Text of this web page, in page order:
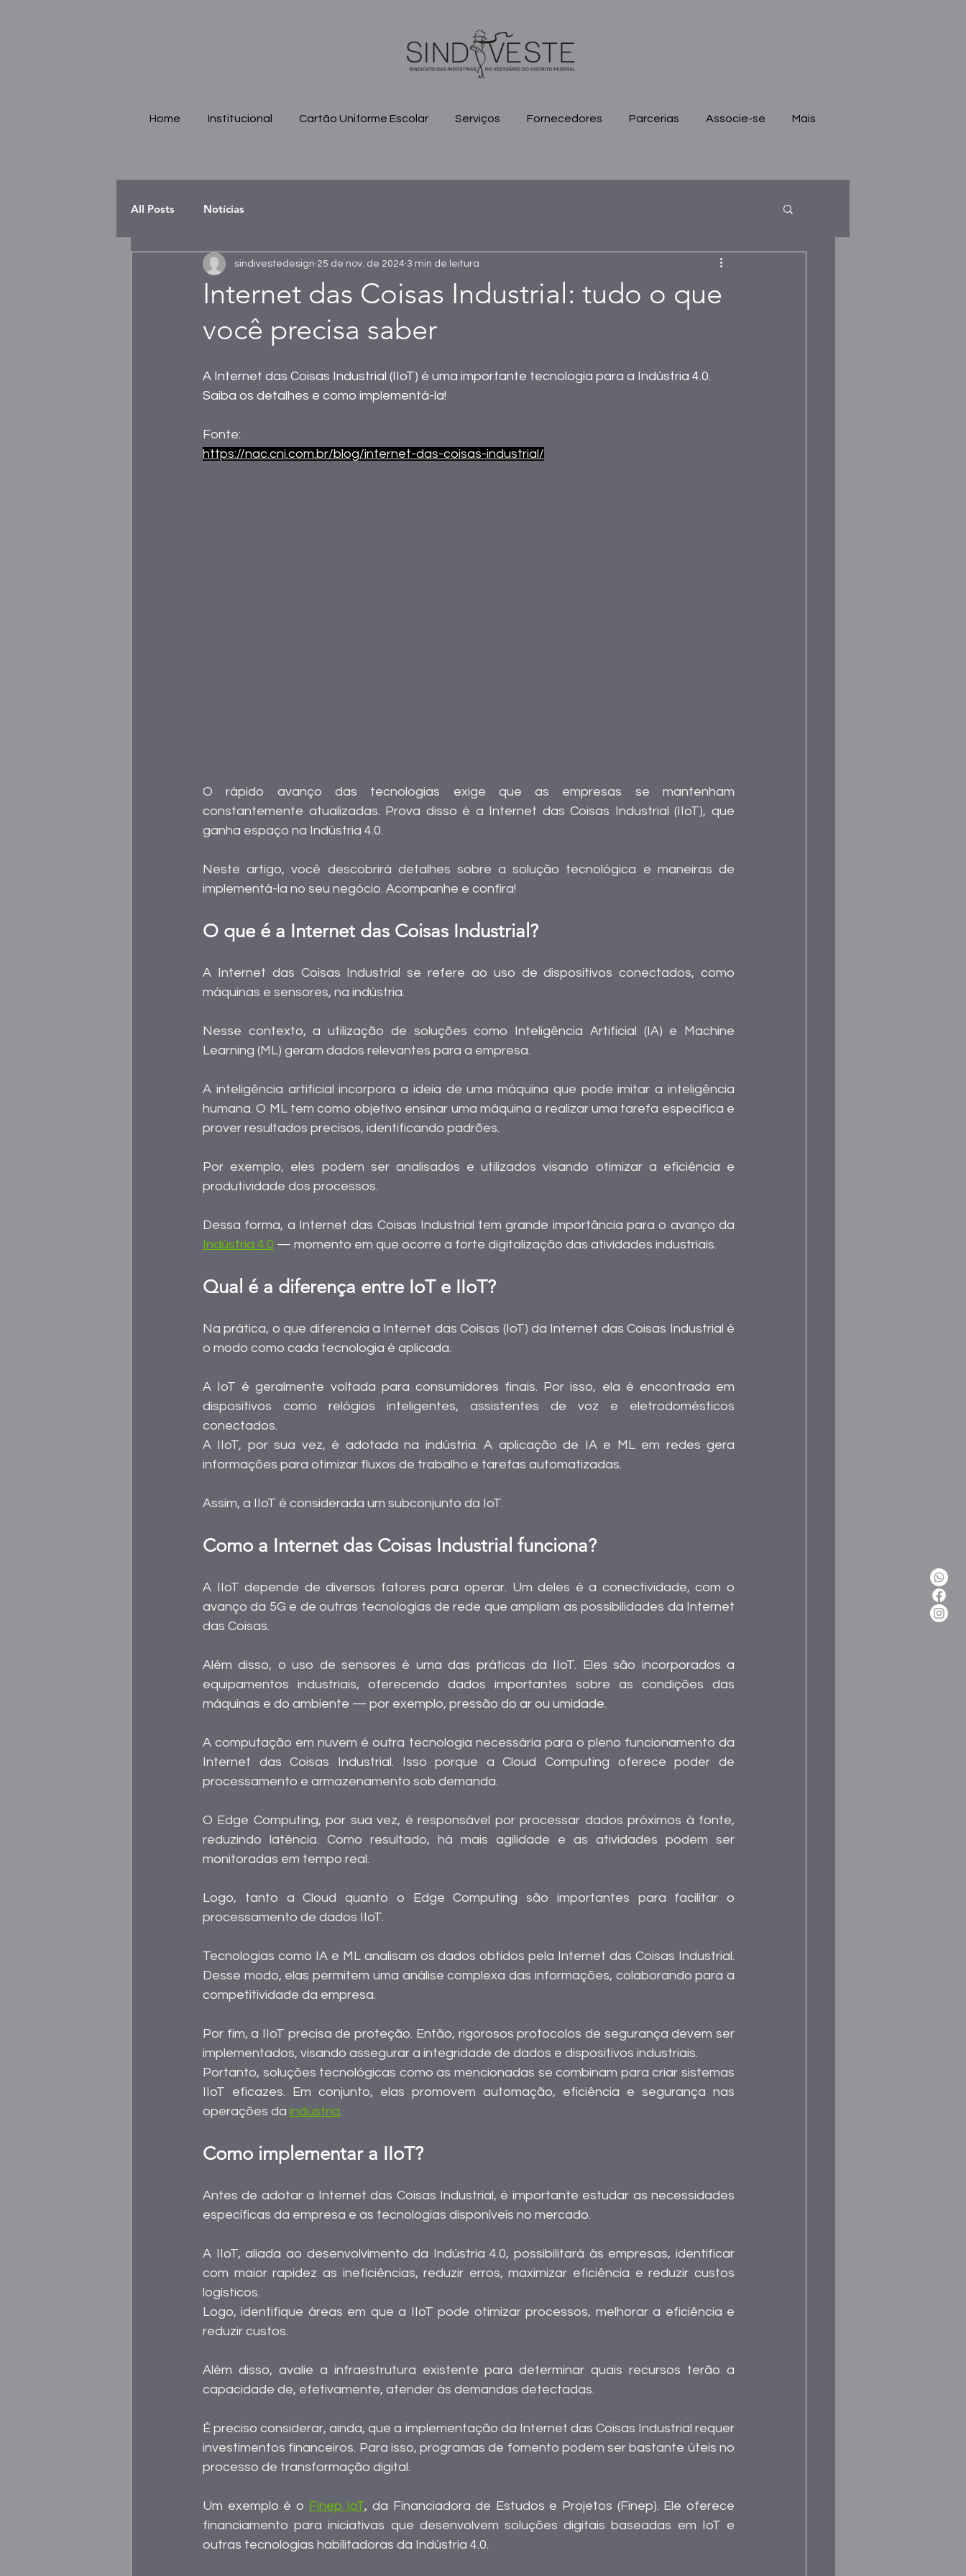
Home Institucional Cartão Uniforme Escolar Serviços Fornecedores Parcerias Associe-se Mais
All Posts Notícias
Internet das Coisas Industrial: tudo o que
você precisa saber
sindivestedesign 25 de nov. de 2024 3 min de leitura
A Internet das Coisas Industrial (IIoT) é uma importante tecnologia para a Indústria 4.0.
Saiba os detalhes e como implementá-la!
Fonte:
https://nac.cni.com.br/blog/internet-das-coisas-industrial/
O rápido avanço das tecnologias exige que as empresas se mantenham
constantemente atualizadas. Prova disso é a Internet das Coisas Industrial (IIoT), que
ganha espaço na Indústria 4.0.
Neste artigo, você descobrirá detalhes sobre a solução tecnológica e maneiras de
implementá-la no seu negócio. Acompanhe e confira!
O que é a Internet das Coisas Industrial?
A Internet das Coisas Industrial se refere ao uso de dispositivos conectados, como
máquinas e sensores, na indústria.
Nesse contexto, a utilização de soluções como Inteligência Artificial (IA) e Machine
Learning (ML) geram dados relevantes para a empresa.
A inteligência artificial incorpora a ideia de uma máquina que pode imitar a inteligência
humana. O ML tem como objetivo ensinar uma máquina a realizar uma tarefa específica e
prover resultados precisos, identificando padrões.
Por exemplo, eles podem ser analisados e utilizados visando otimizar a eficiência e
produtividade dos processos.
Indústria 4.0 — momento em que ocorre a forte digitalização das atividades industriais.
Qual é a diferença entre IoT e IIoT?
Na prática, o que diferencia a Internet das Coisas (IoT) da Internet das Coisas Industrial é
o modo como cada tecnologia é aplicada.
A IoT é geralmente voltada para consumidores finais. Por isso, ela é encontrada em
dispositivos como relógios inteligentes, assistentes de voz e eletrodomésticos
conectados.
A IIoT, por sua vez, é adotada na indústria. A aplicação de IA e ML em redes gera
informações para otimizar fluxos de trabalho e tarefas automatizadas.
Assim, a IIoT é considerada um subconjunto da IoT.
Como a Internet das Coisas Industrial funciona?
A IIoT depende de diversos fatores para operar. Um deles é a conectividade, com o
avanço da 5G e de outras tecnologias de rede que ampliam as possibilidades da Internet
das Coisas.
Além disso, o uso de sensores é uma das práticas da IIoT. Eles são incorporados a
equipamentos industriais, oferecendo dados importantes sobre as condições das
máquinas e do ambiente — por exemplo, pressão do ar ou umidade.
A computação em nuvem é outra tecnologia necessária para o pleno funcionamento da
Internet das Coisas Industrial. Isso porque a Cloud Computing oferece poder de
processamento e armazenamento sob demanda.
O Edge Computing, por sua vez, é responsável por processar dados próximos à fonte,
reduzindo latência. Como resultado, há mais agilidade e as atividades podem ser
monitoradas em tempo real.
Logo, tanto a Cloud quanto o Edge Computing são importantes para facilitar o
processamento de dados IIoT.
Tecnologias como IA e ML analisam os dados obtidos pela Internet das Coisas Industrial.
Desse modo, elas permitem uma análise complexa das informações, colaborando para a
competitividade da empresa.
Por fim, a IIoT precisa de proteção. Então, rigorosos protocolos de segurança devem ser
implementados, visando assegurar a integridade de dados e dispositivos industriais.
Portanto, soluções tecnológicas como as mencionadas se combinam para criar sistemas
IIoT eficazes. Em conjunto, elas promovem automação, eficiência e segurança nas
operações da indústria.
Como implementar a IIoT?
Antes de adotar a Internet das Coisas Industrial, é importante estudar as necessidades
específicas da empresa e as tecnologias disponíveis no mercado.
A IIoT, aliada ao desenvolvimento da Indústria 4.0, possibilitará às empresas, identificar
com maior rapidez as ineficiências, reduzir erros, maximizar eficiência e reduzir custos
logísticos.
Logo, identifique áreas em que a IIoT pode otimizar processos, melhorar a eficiência e
reduzir custos.
Além disso, avalie a infraestrutura existente para determinar quais recursos terão a
capacidade de, efetivamente, atender às demandas detectadas.
É preciso considerar, ainda, que a implementação da Internet das Coisas Industrial requer
investimentos financeiros. Para isso, programas de fomento podem ser bastante úteis no
processo de transformação digital.
Um exemplo é o Finep IoT, da Financiadora de Estudos e Projetos (Finep). Ele oferece
financiamento para iniciativas que desenvolvem soluções digitais baseadas em IoT e
outras tecnologias habilitadoras da Indústria 4.0.